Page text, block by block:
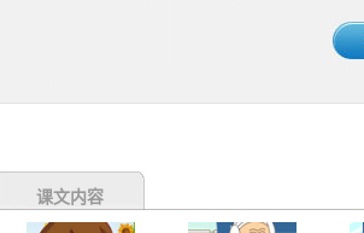
课文内容